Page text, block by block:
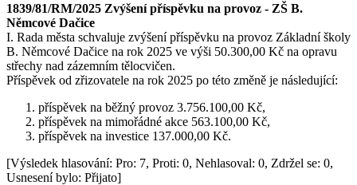
1839/81/RM/2025 Zvýšení příspěvku na provoz - ZŠ B.
Němcové Dačice
I. Rada města schvaluje zvýšení příspěvku na provoz Základní školy
B. Němcové Dačice na rok 2025 ve výši 50.300,00 Kč na opravu
střechy nad zázemním tělocvičen.
Příspěvek od zřizovatele na rok 2025 po této změně je následující:
příspěvek na běžný provoz 3.756.100,00 Kč,
příspěvek na mimořádné akce 563.100,00 Kč,
příspěvek na investice 137.000,00 Kč.
[Výsledek hlasování: Pro: 7, Proti: 0, Nehlasoval: 0, Zdržel se: 0,
Usnesení bylo: Přijato]